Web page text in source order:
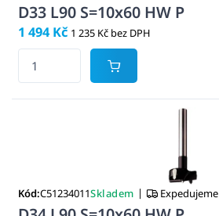
D33 L90 S=10x60 HW P
1 494 Kč 1 235 Kč bez DPH
Kód:C51234011Skladem | Expedujeme